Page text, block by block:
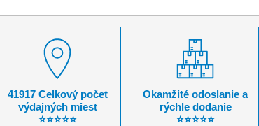
41917 Celkový počet
výdajných miest
⭐⭐⭐⭐⭐
Okamžité odoslanie a
rýchle dodanie
⭐⭐⭐⭐⭐